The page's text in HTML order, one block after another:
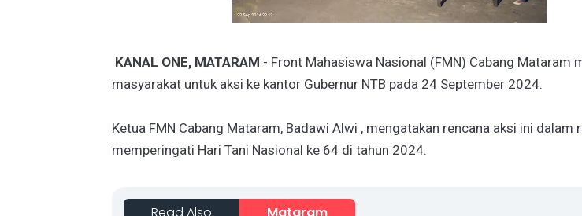
KANAL ONE, MATARAM - Front Mahasiswa Nasional (FMN) Cabang Mataram
masyarakat untuk aksi ke kantor Gubernur NTB pada 24 September 2024.
Ketua FMN Cabang Mataram, Badawi Alwi , mengatakan rencana aksi ini dalam
memperingati Hari Tani Nasional ke 64 di tahun 2024.